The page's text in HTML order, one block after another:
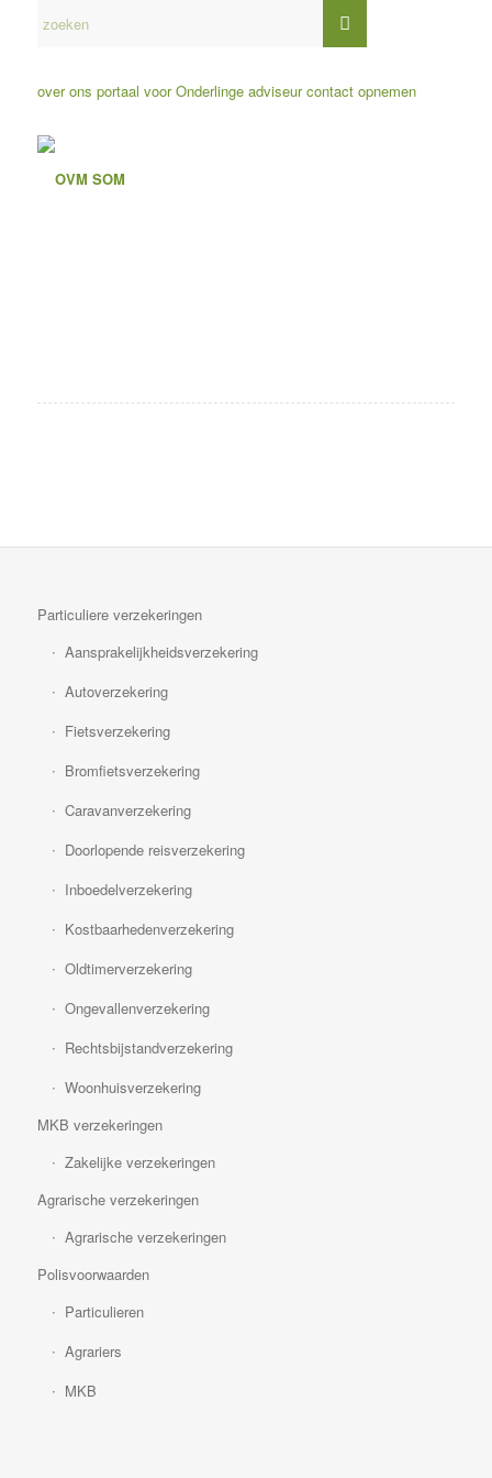
over ons portaal voor Onderlinge adviseur contact opnemen
Particuliere verzekeringen
Aansprakelijkheidsverzekering
Autoverzekering
Fietsverzekering
Bromfietsverzekering
Caravanverzekering
Doorlopende reisverzekering
Inboedelverzekering
Kostbaarhedenverzekering
Oldtimerverzekering
Ongevallenverzekering
Rechtsbijstandverzekering
Woonhuisverzekering
MKB verzekeringen
Zakelijke verzekeringen
Agrarische verzekeringen
Agrarische verzekeringen
Polisvoorwaarden
Particulieren
Agrariers
MKB